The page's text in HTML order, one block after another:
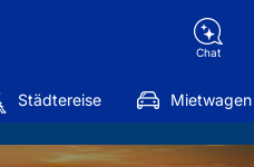
Chat
Städtereise Mietwagen